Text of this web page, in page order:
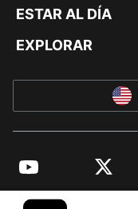
ESTAR AL DÍA
EXPLORAR
YouTube Twitter